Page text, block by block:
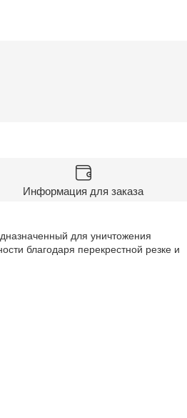
Информация для заказа
для уничтожения
благодаря перекрестной резке и